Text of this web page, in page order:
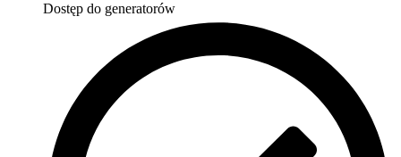
Dostęp do generatorów